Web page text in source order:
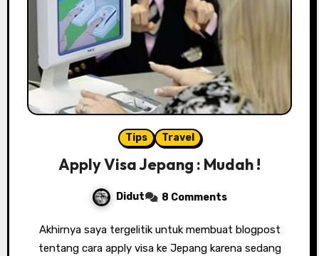
Tips Travel
Apply Visa Jepang : Mudah !
Didut 8 Comments
Akhirnya saya tergelitik untuk membuat blogpost
tentang cara apply visa ke Jepang karena sedang